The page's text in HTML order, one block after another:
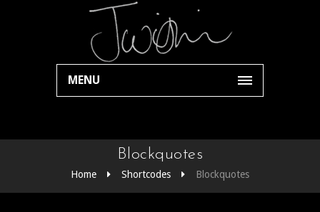
MENU
Blockquotes
Home Shortcodes Blockquotes